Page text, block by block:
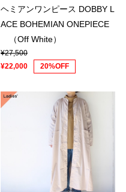
ヘミアンワンピース DOBBY L
ACE BOHEMIAN ONEPIECE
（Off White）
¥27,500
¥22,000
20%OFF